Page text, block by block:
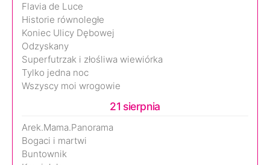
Flavia de Luce
Historie równoległe
Koniec Ulicy Dębowej
Odzyskany
Superfutrzak i złośliwa wiewiórka
Tylko jedna noc
Wszyscy moi wrogowie
21 sierpnia
Arek.Mama.Panorama
Bogaci i martwi
Buntownik